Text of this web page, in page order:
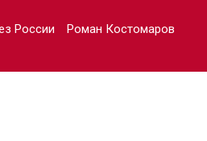
России
Роман Костомаров